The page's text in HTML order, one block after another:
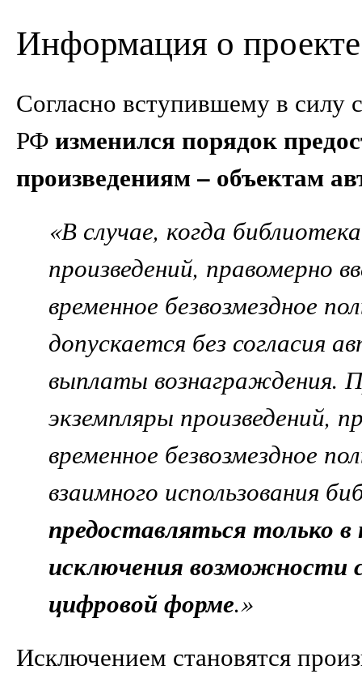
Информация о проекте
Согласно вступившему в силу
РФизменился порядок
произведениям – объектам
«В случае, когда
произведений, правомерно
временное безвозмездное
допускается без согласия
выплаты вознаграждения.
экземпляры произведений,
временное безвозмездное
взаимного использования
предоставляться только
исключения возможности
цифровой форме.»
Исключением становятся